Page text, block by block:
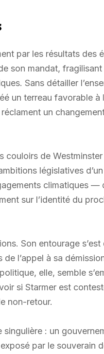
par les résultats des
son mandat,
Sans détailler
un terreau favorable à
un
de Westminster
législatives d’un
climatiques —
sur l’identité du
Son entourage
l’appel à sa
elle, semble
si Starmer est
non-retour.
: un
par le souverain